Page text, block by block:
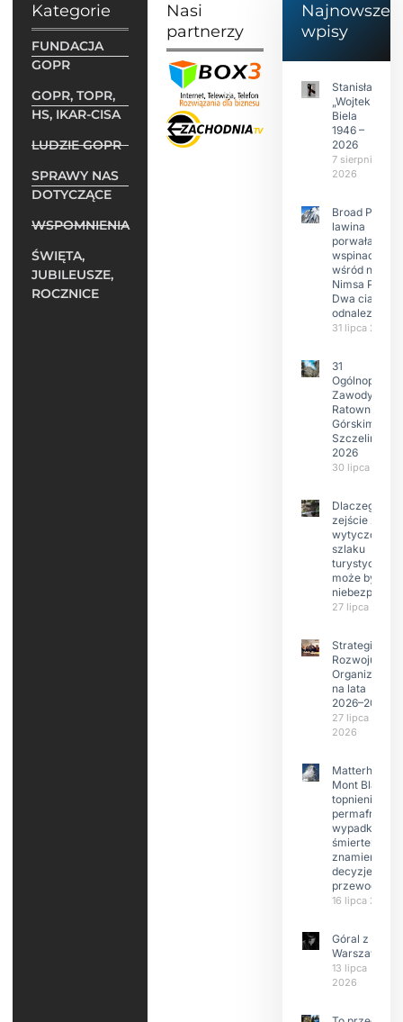
Kategorie
FUNDACJA
GOPR
GOPR, TOPR,
HS, IKAR-CISA
LUDZIE GOPR
SPRAWY NAS
DOTYCZĄCE
WSPOMNIENIA
ŚWIĘTA,
JUBILEUSZE,
ROCZNICE
Nasi
partnerzy
Najnowsze
wpisy
Stanisław
„Wojtek”
Biela
1946 –
2026
7 sierpnia
2026
Broad Peak:
lawina
porwała 10
wspinaczy,
wśród nich
Nimsa Purję.
Dwa ciała
odnalezione.
31 lipca 2026
31
Ogólnopolskie
Zawody w
Ratownictwie
Górskim –
Szczeliniec
2026
30 lipca 2026
Dlaczego
zejście z
wytyczonego
szlaku
może być
27 lipca 2026
Strategia
Rozwoju
Organizacji
na lata
2026–2029
27 lipca
2026
Matterhorn i
Mont Blanc:
topnienie
permafrost,
wypadki
śmiertelne,
znamienne
decyzje
16 lipca 2026
Góral z
Warszawy.
13 lipca
2026